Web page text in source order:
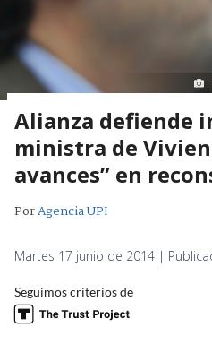
Alianza defiende
ministra de
avances” en
PorAgencia UPI
Martes 17 junio de 2014 |
Seguimos criterios de